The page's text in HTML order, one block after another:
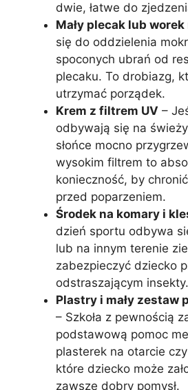
dwie, łatwe do
Mały plecak lub
się do oddzielenia
spoconych ubrań od
plecaku. To drobiazg,
utrzymać porządek.
Krem z filtrem UV –
odbywają się na
słońce mocno
wysokim filtrem to
konieczność, by
przed poparzeniem.
Środek na komary i
dzień sportu odbywa
lub na innym terenie
zabezpieczyć dziecko
odstraszającym insekty.
Plastry i mały zestaw
– Szkoła z pewnością
podstawową pomoc
plasterek na otarcie
które dziecko może
zawsze dobry pomysł.